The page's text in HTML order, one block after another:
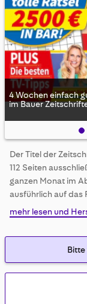
4 Wochen einfach
im Bauer
to
the
beginning
of
images
Der Titel der
112 Seiten
ganzen Monat im
ausführlich auf das
mehr lesen und